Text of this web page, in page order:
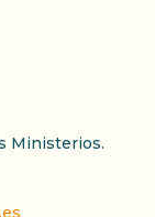
Ministerios.